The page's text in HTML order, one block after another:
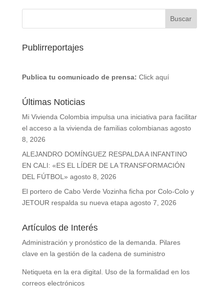
Publirreportajes
Publica tu comunicado de prensa: Click aquí
Últimas Noticias
Mi Vivienda Colombia impulsa una iniciativa para facilitar
el acceso a la vivienda de familias colombianas agosto
8, 2026
ALEJANDRO DOMÍNGUEZ RESPALDA A INFANTINO
EN CALI: «ES EL LÍDER DE LA TRANSFORMACIÓN
DEL FÚTBOL» agosto 8, 2026
El portero de Cabo Verde Vozinha ficha por Colo-Colo y
JETOUR respalda su nueva etapa agosto 7, 2026
Artículos de Interés
Administración y pronóstico de la demanda. Pilares
clave en la gestión de la cadena de suministro
Netiqueta en la era digital. Uso de la formalidad en los
correos electrónicos